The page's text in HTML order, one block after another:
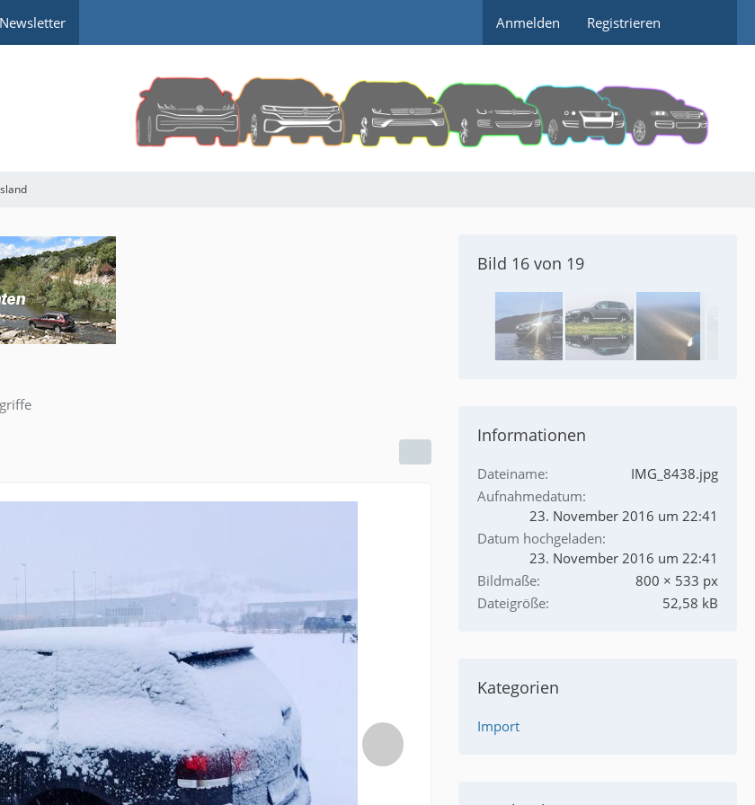
Newsletter Anmelden Registrieren
Bild 16 von 19
Informationen
Dateiname
IMG_8438.jpg
Aufnahmedatum
23. November 2016 um 22:41
Datum hochgeladen
23. November 2016 um 22:41
Bildmaße
800 × 533 px
Dateigröße
52,58 kB
Kategorien
Import